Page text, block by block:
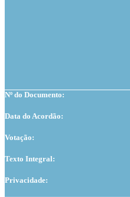
Nº do Documento:
Data do Acordão:
Votação:
Texto Integral:
Privacidade: